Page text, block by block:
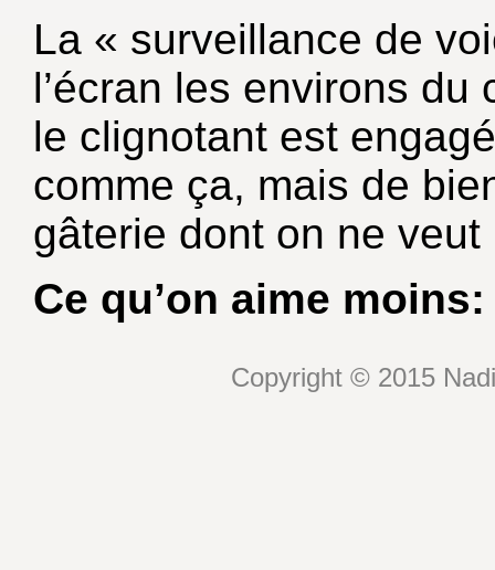
La « surveillance de
l’écran les environs
le clignotant est
comme ça, mais de
gâterie dont on ne
Ce qu’on aime moins:
Copyright © 2015